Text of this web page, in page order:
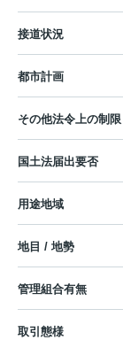
接道状況
都市計画
その他法令上の制限
国土法届出要否
用途地域
地目 / 地勢
管理組合有無
取引態様